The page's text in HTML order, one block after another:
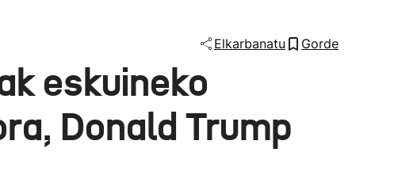
Elkarbanatu Gorde
eskuineko
Donald Trump